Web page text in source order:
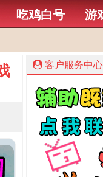
吃鸡白号 游
客户服务中心